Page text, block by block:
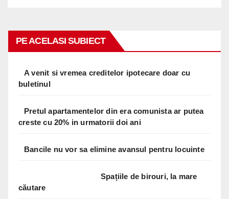
PE ACELASI SUBIECT
A venit si vremea creditelor ipotecare doar cu
buletinul
Pretul apartamentelor din era comunista ar putea
creste cu 20% in urmatorii doi ani
Bancile nu vor sa elimine avansul pentru locuinte
Spațiile de birouri, la mare
căutare